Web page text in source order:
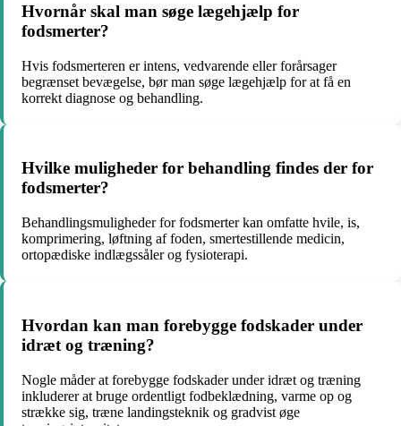
Hvornår skal man søge lægehjælp for
fodsmerter?
Hvis fodsmerteren er intens, vedvarende eller forårsager
begrænset bevægelse, bør man søge lægehjælp for at få en
korrekt diagnose og behandling.
Hvilke muligheder for behandling findes der for
fodsmerter?
Behandlingsmuligheder for fodsmerter kan omfatte hvile, is,
komprimering, løftning af foden, smertestillende medicin,
ortopædiske indlægssåler og fysioterapi.
Hvordan kan man forebygge fodskader under
idræt og træning?
Nogle måder at forebygge fodskader under idræt og træning
inkluderer at bruge ordentligt fodbeklædning, varme op og
strække sig, træne landingsteknik og gradvist øge